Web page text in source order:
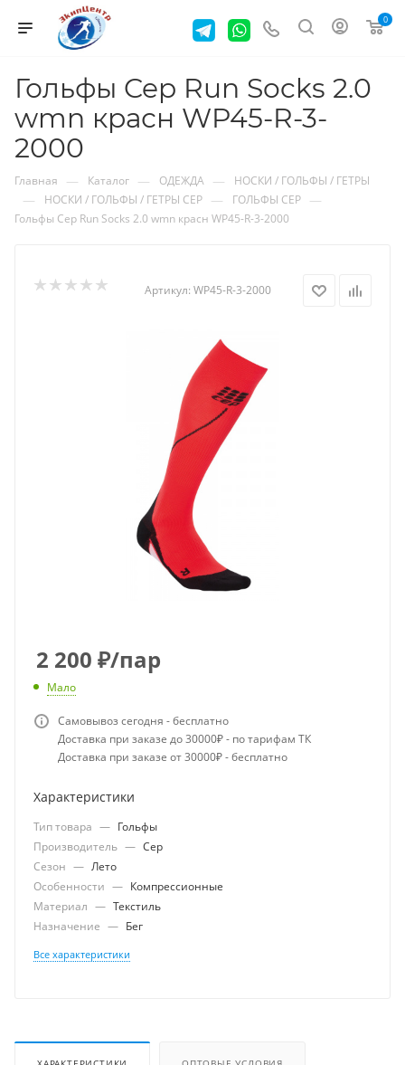
0
Гольфы Cep Run Socks 2.0
wmn красн WP45-R-3-
2000
Главная — Каталог — ОДЕЖДА — НОСКИ / ГОЛЬФЫ / ГЕТРЫ
— НОСКИ / ГОЛЬФЫ / ГЕТРЫ CEP — ГОЛЬФЫ CEP —
Гольфы Cep Run Socks 2.0 wmn красн WP45-R-3-2000
Артикул: WP45-R-3-2000
2 200 ₽/пар
Мало
Самовывоз сегодня - бесплатно
Доставка при заказе до 30000₽ - по тарифам ТК
Доставка при заказе от 30000₽ - бесплатно
Характеристики
Тип товара — Гольфы
Производитель — Cep
Сезон — Лето
Особенности — Компрессионные
Материал — Текстиль
Назначение — Бег
Все характеристики